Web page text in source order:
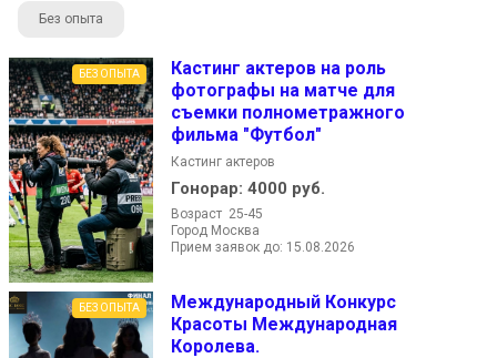
Без опыта
БЕЗ ОПЫТА
Кастинг актеров на роль
фотографы на матче для
съемки полнометражного
фильма "Футбол"
Кастинг актеров
Гонорар: 4000 руб.
Возраст 25-45
Город Москва
Прием заявок до: 15.08.2026
БЕЗ ОПЫТА
Международный Конкурс
Красоты Международная
Королева.